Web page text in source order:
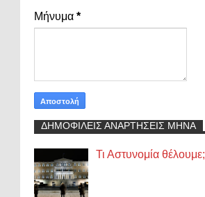
Μήνυμα *
ΔΗΜΟΦΙΛΕΙΣ ΑΝΑΡΤΗΣΕΙΣ ΜΗΝΑ
Τι Αστυνομία θέλουμε;